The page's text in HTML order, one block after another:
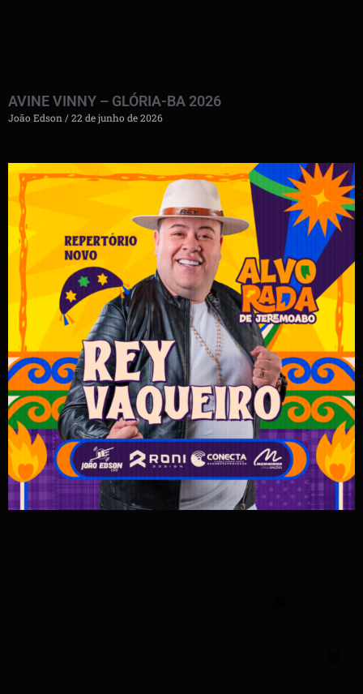
AVINE VINNY – GLÓRIA-BA 2026
João Edson 22 de junho de 2026